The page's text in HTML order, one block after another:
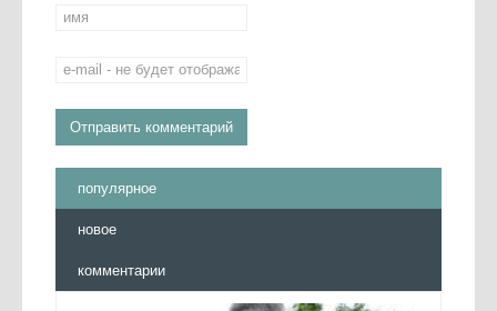
популярное
новое
комментарии